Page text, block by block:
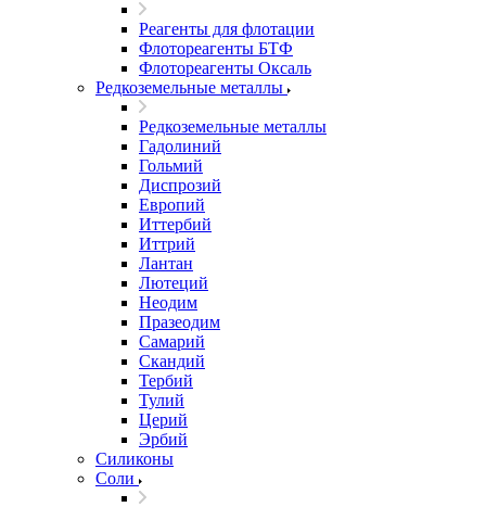
Реагенты для флотации
Флотореагенты БТФ
Флотореагенты Оксаль
Редкоземельные металлы
Редкоземельные металлы
Гадолиний
Гольмий
Диспрозий
Европий
Иттербий
Иттрий
Лантан
Лютеций
Неодим
Празеодим
Самарий
Скандий
Тербий
Тулий
Церий
Эрбий
Силиконы
Соли